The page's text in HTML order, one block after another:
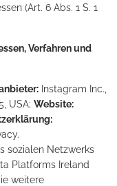
(Art. 6 Abs. 1 S. 1
Verfahren und
Instagram Inc.,
USA; Website:
.
sozialen Netzwerks
Platforms Ireland
weitere